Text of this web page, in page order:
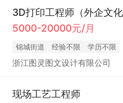
5000-20000元/月
锦城街道 经验不限 学历不限
浙江图灵图文设计有限公司
现场工艺工程师